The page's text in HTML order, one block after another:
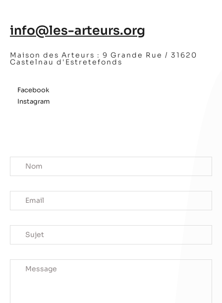
info@les-arteurs.org
Maison des Arteurs : 9 Grande Rue / 31620
Castelnau d'Estretefonds
Facebook
Instagram